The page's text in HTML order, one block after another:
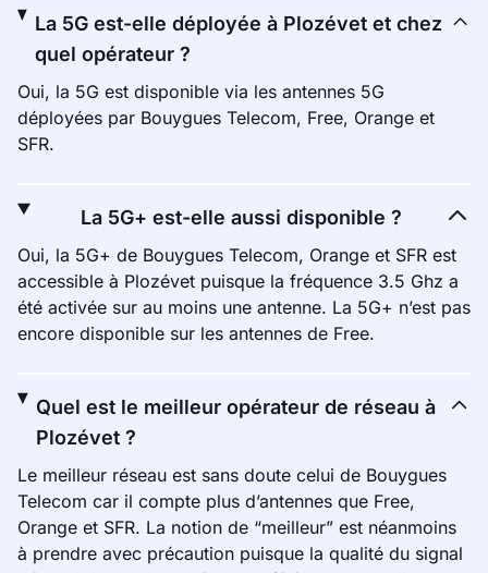
La 5G est-elle déployée à Plozévet et chez
quel opérateur ?
Oui, la 5G est disponible via les antennes 5G
déployées par Bouygues Telecom, Free, Orange et
SFR.
La 5G+ est-elle aussi disponible ?
Oui, la 5G+ de Bouygues Telecom, Orange et SFR est
accessible à Plozévet puisque la fréquence 3.5 Ghz a
été activée sur au moins une antenne. La 5G+ n’est pas
encore disponible sur les antennes de Free.
Quel est le meilleur opérateur de réseau à
Plozévet ?
Le meilleur réseau est sans doute celui de Bouygues
Telecom car il compte plus d’antennes que Free,
Orange et SFR. La notion de “meilleur” est néanmoins
à prendre avec précaution puisque la qualité du signal